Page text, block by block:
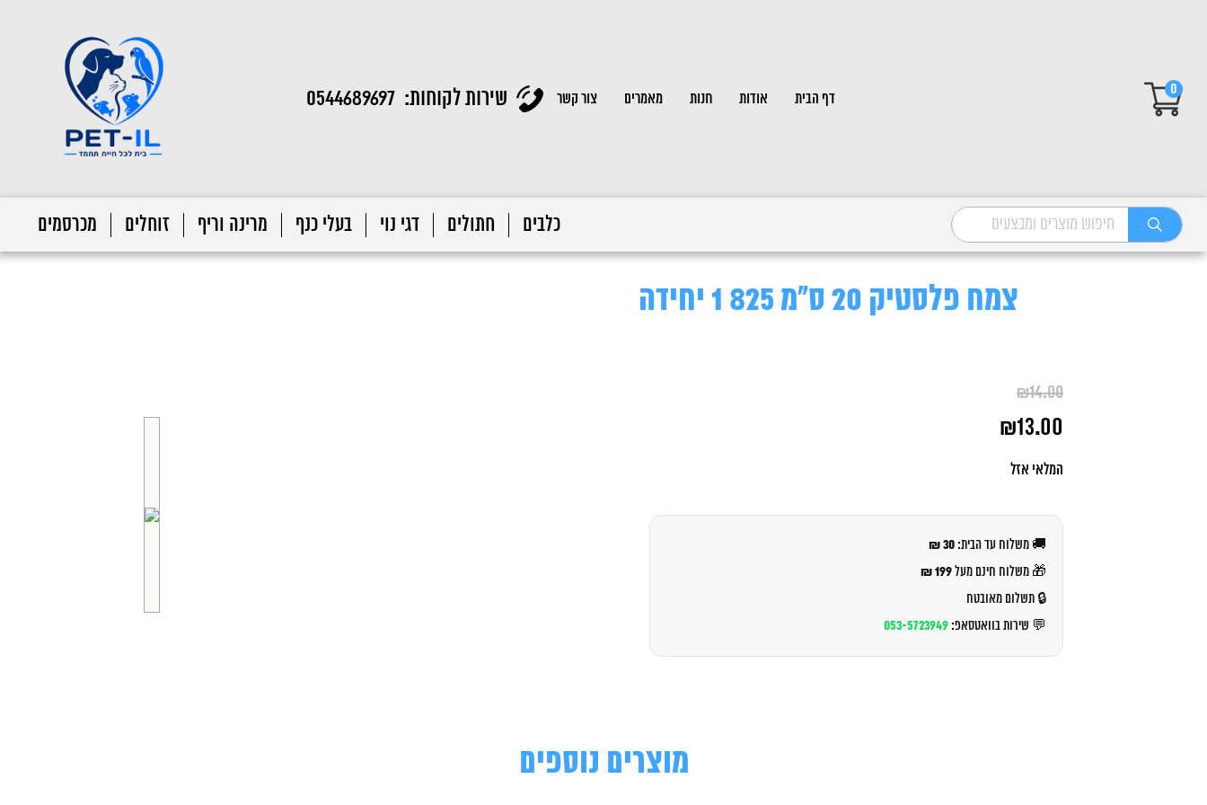
0
דף הבית אודות חנות מאמרים צור קשר שירות לקוחות: 0544689697
כלבים חתולים דגי נוי בעלי כנף מרינה וריף זוחלים מכרסמים
צמח פלסטיק 20 ס"מ 825 1 יחידה
₪14.00
המקורי
₪14.00.
₪13.00
הנוכחי
המלאי אזל
🚚 משלוח עד הבית: 30 ₪
🎁 משלוח חינם מעל199 ₪
🔒 תשלום מאובטח
💬 שירות בוואטסאפ: 053-5723949
מוצרים נוספים